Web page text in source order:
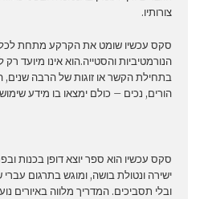
צורותיו.
סקס עכשיו שומט את הקרקע מתחת לכל
הנורמטיביות והסטייה.הוא אינו מיועד רק
בתחילת הקשר או זוגות של הרבה שנים,
הורים, נכים – כולם ימצאו בו מידע
סקס עכשיו הוא ספר יוצא דופן בכנות
ישירה ונטולת בושה, ומוגש בתרגום
ובלי תסביכים. המדריך מלווה באיורים